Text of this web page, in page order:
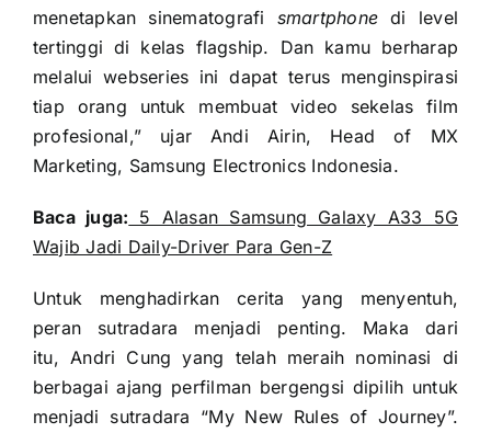
menetapkan sinematografi smartphone di level
tertinggi di kelas flagship. Dan kamu berharap
melalui webseries ini dapat terus menginspirasi
tiap orang untuk membuat video sekelas film
profesional,” ujar Andi Airin, Head of MX
Marketing, Samsung Electronics Indonesia.
Baca juga: 5 Alasan Samsung Galaxy A33 5G
Wajib Jadi Daily-Driver Para Gen-Z
Untuk menghadirkan cerita yang menyentuh,
peran sutradara menjadi penting. Maka dari
itu, Andri Cung yang telah meraih nominasi di
berbagai ajang perfilman bergengsi dipilih untuk
menjadi sutradara “My New Rules of Journey”.